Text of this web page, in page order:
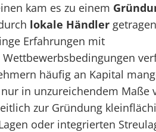
kam es zu einem
lokale Händler
Erfahrungen mit
häufig an Kapital
in unzureichendem Maße
zur Gründung
oder integrierten